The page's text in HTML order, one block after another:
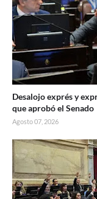
Desalojo exprés y
que aprobó el Senado
Agosto 07, 2026